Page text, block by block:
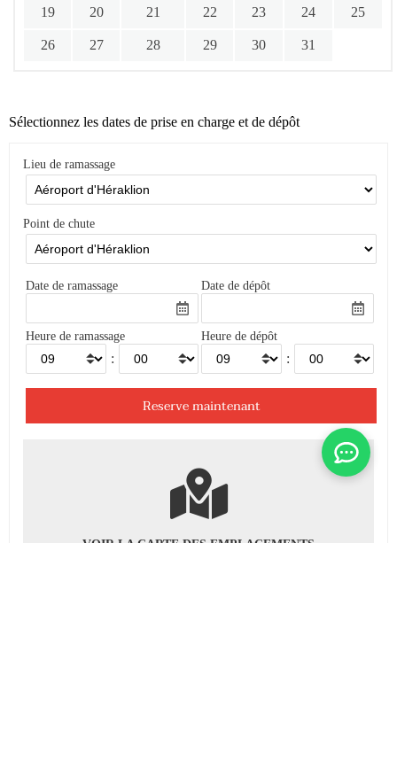
19 20 21 22 23 24 25
26 27 28 29 30 31
Sélectionnez les dates de prise en charge et de dépôt
Lieu de ramassage
Point de chute
Date de ramassage
Heure de ramassage
:
Date de dépôt
Heure de dépôt
:
VOIR LA CARTE DES EMPLACEMENTS